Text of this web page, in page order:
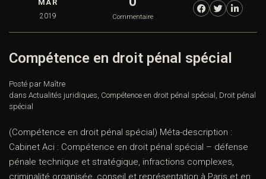
MAR
2019 Commentaire
Compétence en droit pénal spécial
Posté par Maître
dans Actualités juridiques, Compétence en droit pénal spécial , Droit pénal
spécial
(Compétence en droit pénal spécial) Méta-description :
Cabinet Aci : Compétence en droit pénal spécial – défense
pénale technique et stratégique, infractions complexes,
criminalité organisée, conseil et représentation à Paris et en